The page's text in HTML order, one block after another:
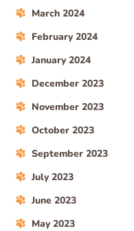
March 2024
February 2024
January 2024
December 2023
November 2023
October 2023
September 2023
July 2023
June 2023
May 2023